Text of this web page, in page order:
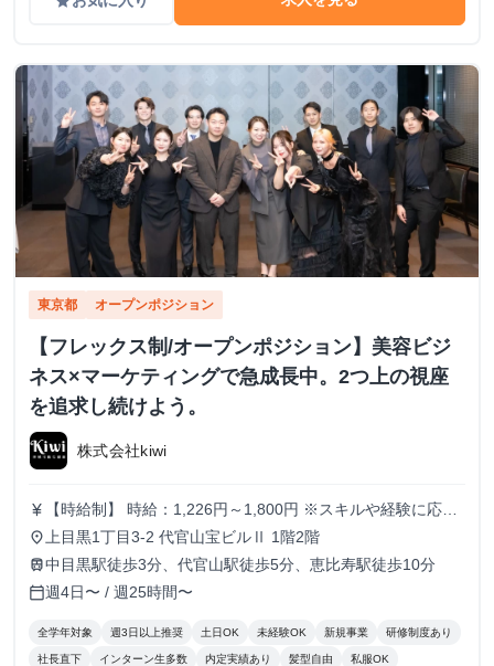
東京都 オープンポジション
【フレックス制/オープンポジション】美容ビジ
ネス×マーケティングで急成長中。2つ上の視座
を追求し続けよう。
株式会社kiwi
currency_yen
【時給制】 時給：1,226円～1,800円 ※スキルや経験に応じ
て昇給します。 ※部署によってはインセンティブ制度あり
【月給制】 尚、フルコミットできる方は月給制もご用意し
ております。 月給: 230,000円〜 ※毎月行う評価面談により
毎月昇給の可能性あり ※年間の昇給平均額80,000円 <モデ
ル月収> 260,000円 /入社6ヶ月 330,000円 /入社1年
place 上目黒1丁目3-2 代官山宝ビルⅡ 1階2階
train中目黒駅徒歩3分、代官山駅徒歩5分、恵比寿駅徒歩10分
calendar_today週4日〜 / 週25時間〜
全学年対象 週3日以上推奨 土日OK 未経験OK 新規事業 研修制度あり
社長直下 インターン生多数 内定実績あり 髪型自由 私服OK